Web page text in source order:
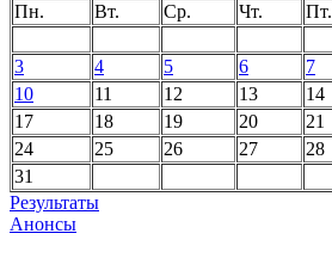
Пн. Вт. Ср. Чт. Пт.
3
4 5 6 7
10
11 12 13 14
17
18 19 20 21
24
25 26 27 28
31
Результаты
Анонсы